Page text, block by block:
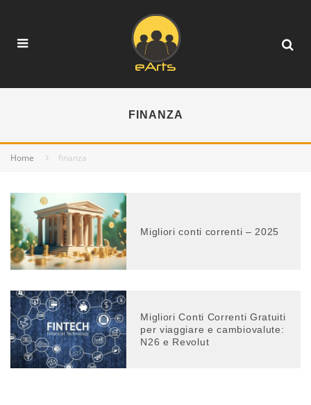
FINANZA
Home finanza
Migliori conti correnti – 2025
Migliori Conti Correnti Gratuiti
per viaggiare e cambiovalute:
N26 e Revolut